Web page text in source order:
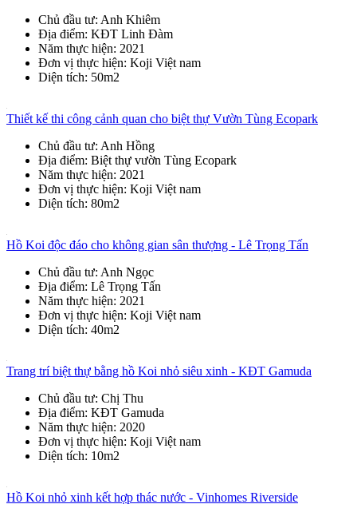
Chủ đầu tư: Anh Khiêm
Địa điểm: KĐT Linh Đàm
Năm thực hiện: 2021
Đơn vị thực hiện: Koji Việt nam
Diện tích: 50m2
Thiết kế thi công cảnh quan cho biệt thự Vườn Tùng Ecopark
Chủ đầu tư: Anh Hồng
Địa điểm: Biệt thự vườn Tùng Ecopark
Năm thực hiện: 2021
Đơn vị thực hiện: Koji Việt nam
Diện tích: 80m2
Hồ Koi độc đáo cho không gian sân thượng - Lê Trọng Tấn
Chủ đầu tư: Anh Ngọc
Địa điểm: Lê Trọng Tấn
Năm thực hiện: 2021
Đơn vị thực hiện: Koji Việt nam
Diện tích: 40m2
Trang trí biệt thự bằng hồ Koi nhỏ siêu xinh - KĐT Gamuda
Chủ đầu tư: Chị Thu
Địa điểm: KĐT Gamuda
Năm thực hiện: 2020
Đơn vị thực hiện: Koji Việt nam
Diện tích: 10m2
Hồ Koi nhỏ xinh kết hợp thác nước - Vinhomes Riverside